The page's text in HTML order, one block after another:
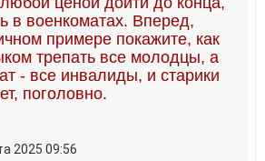
в военкоматах. Вперед,
примере покажите, как
трепать все молодцы, а
- все инвалиды, и старики
поголовно.
2025 09:56